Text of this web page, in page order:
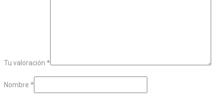
Tu valoración *
Nombre *